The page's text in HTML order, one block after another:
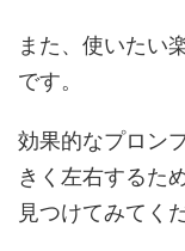
また、使いたい
です。
効果的なプロン
きく左右するた
見つけてみてく